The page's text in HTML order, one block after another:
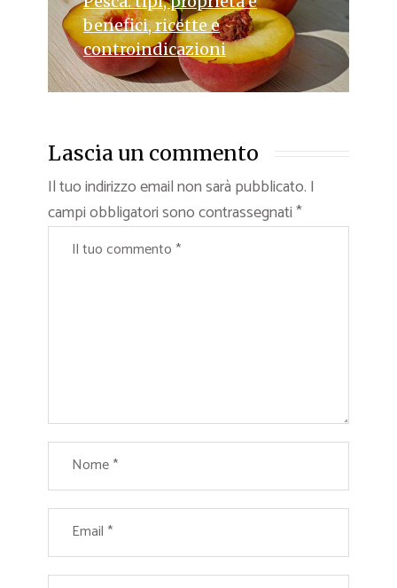
benefici, ricette e
controindicazioni
Lascia un commento
Il tuo indirizzo email non sarà pubblicato. I
campi obbligatori sono contrassegnati*